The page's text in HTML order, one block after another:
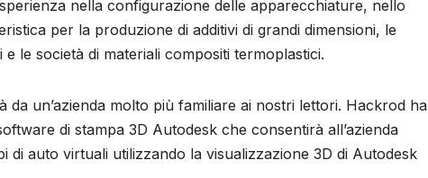
nella configurazione delle apparecchiature, nello
per la produzione di additivi di grandi dimensioni, le
le società di materiali compositi termoplastici.
un’azienda molto più familiare ai nostri lettori. Hackrod ha
di stampa 3D Autodesk che consentirà all’azienda
di auto virtuali utilizzando la visualizzazione 3D di Autodesk